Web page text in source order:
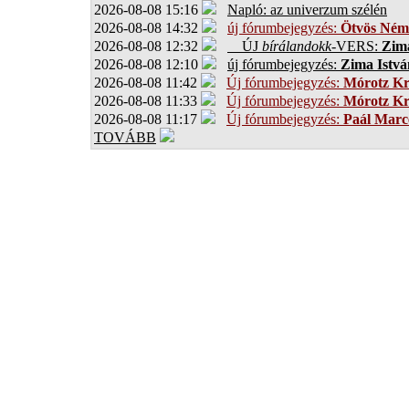
2026-08-08 15:16
Napló: az univerzum szélén
2026-08-08 14:32
új fórumbejegyzés: Ötvös
2026-08-08 12:32
ÚJ bírálandokk-VERS:
2026-08-08 12:10
új fórumbejegyzés: Zima
2026-08-08 11:42
Új fórumbejegyzés: Mórotz
2026-08-08 11:33
Új fórumbejegyzés: Mórotz
2026-08-08 11:17
Új fórumbejegyzés: Paál
TOVÁBB